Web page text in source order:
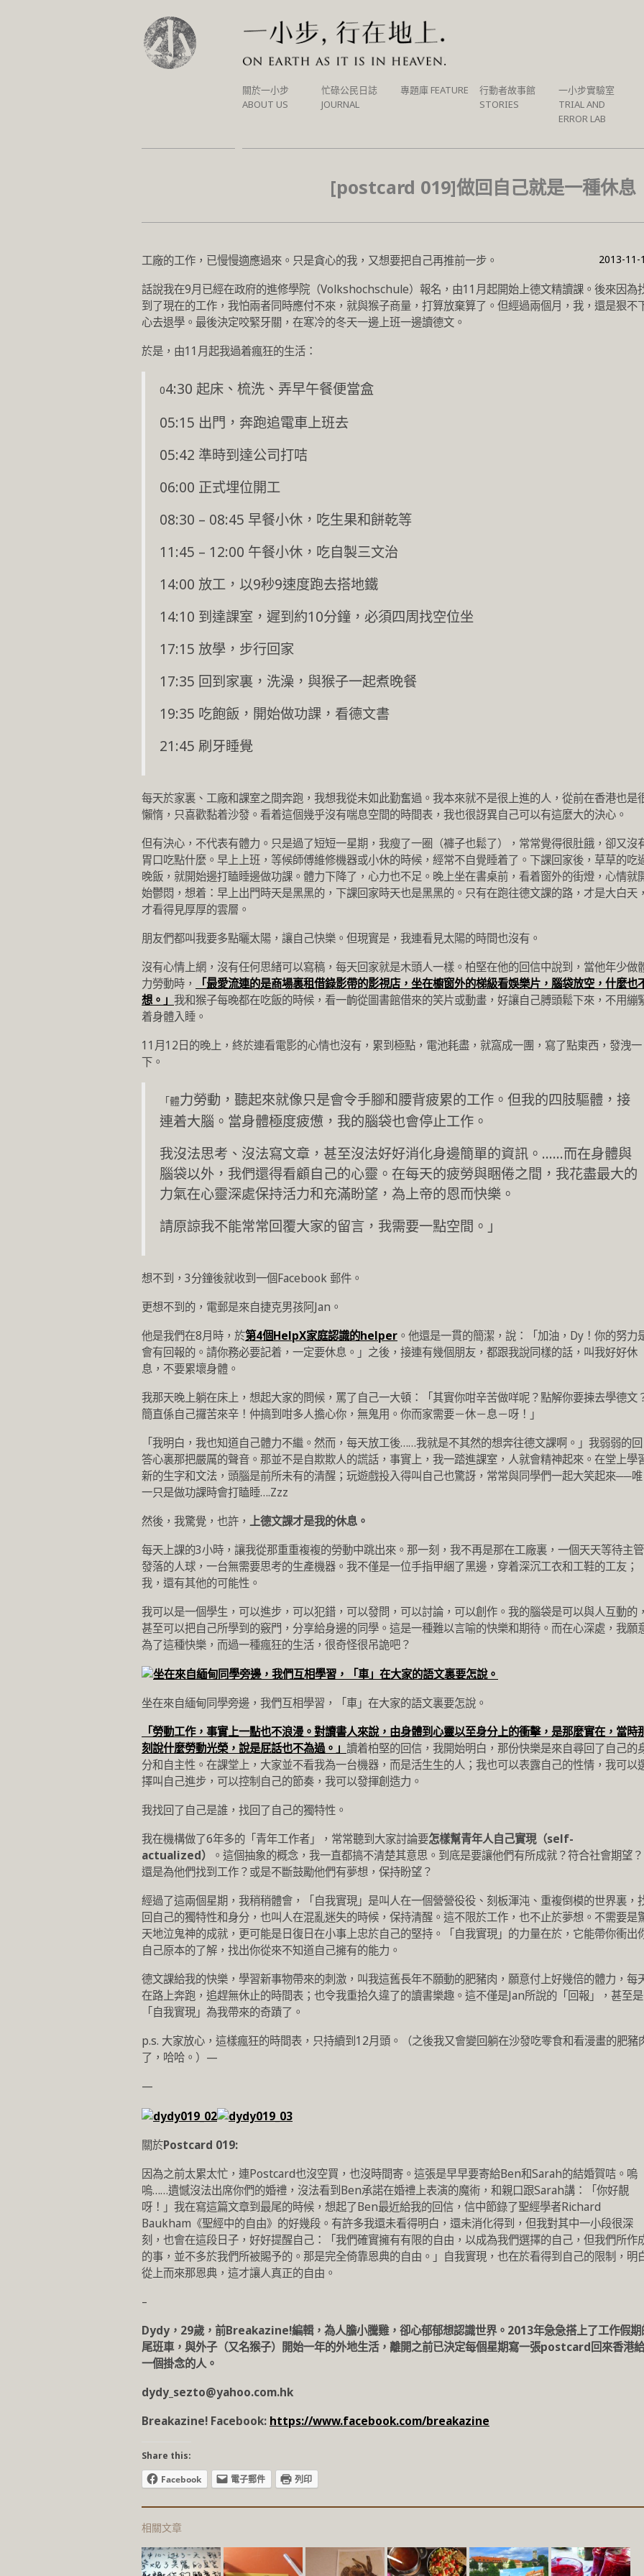
SKIP
TO
關於一小步
ABOUT US
忙碌公民日誌
JOURNAL
專題庫 FEATURE
行動者故事館
STORIES
一小步實驗室
TRIAL AND
ERROR LAB
[postcard 019]做回自己就是一種休息
2013-11-
工廠的工作，已慢慢適應過來。只是貪心的我，又想要把自己再推前一步。
話說我在9月已經在政府的進修學院（Volkshochschule）報名，由11月起開始上德文精讀課。後來因為
到了現在的工作，我怕兩者同時應付不來，就與猴子商量，打算放棄算了。但經過兩個月，我，還是狠不
心去退學。最後決定咬緊牙關，在寒冷的冬天一邊上班一邊讀德文。
於是，由11月起我過着瘋狂的生活：
04:30 起床、梳洗、弄早午餐便當盒
05:15 出門，奔跑追電車上班去
05:42 準時到達公司打咭
06:00 正式埋位開工
08:30 – 08:45 早餐小休，吃生果和餅乾等
11:45 – 12:00 午餐小休，吃自製三文治
14:00 放工，以9秒9速度跑去搭地鐵
14:10 到達課室，遲到約10分鐘，必須四周找空位坐
17:15 放學，步行回家
17:35 回到家裏，洗澡，與猴子一起煮晚餐
19:35 吃飽飯，開始做功課，看德文書
21:45 刷牙睡覺
每天於家裏、工廠和課室之間奔跑，我想我從未如此勤奮過。我本來就不是很上進的人，從前在香港也是
懶惰，只喜歡黏着沙發。看着這個幾乎沒有喘息空間的時間表，我也很訝異自己可以有這麼大的決心。
但有決心，不代表有體力。只是過了短短一星期，我瘦了一圈（褲子也鬆了），常常覺得很肚餓，卻又沒
胃口吃點什麼。早上上班，等候師傅維修機器或小休的時候，經常不自覺睡着了。下課回家後，草草的吃
晚飯，就開始邊打瞌睡邊做功課。體力下降了，心力也不足。晚上坐在書桌前，看着窗外的街燈，心情就
始鬱悶，想着：早上出門時天是黑黑的，下課回家時天也是黑黑的。只有在跑往德文課的路，才是大白天，
才看得見厚厚的雲層。
朋友們都叫我要多點曬太陽，讓自己快樂。但現實是，我連看見太陽的時間也沒有。
沒有心情上網，沒有任何思緒可以寫稿，每天回家就是木頭人一樣。柏堅在他的回信中說到，當他年少做
力勞動時，
「最愛流連的是商場裏租借錄影帶的影視店，坐在櫥窗外的梯級看娛樂片，腦袋放空，什麼也
想。」 我和猴子每晚都在吃飯的時候，看一齣從圖書館借來的笑片或動畫，好讓自己膊頭鬆下來，不用繃
着身體入睡。
11月12日的晚上，終於連看電影的心情也沒有，累到極點，電池耗盡，就窩成一團，寫了點東西，發洩一
下。
「體力勞動，聽起來就像只是會令手腳和腰背疲累的工作。但我的四肢驅體，接
連着大腦。當身體極度疲憊，我的腦袋也會停止工作。
我沒法思考、沒法寫文章，甚至沒法好好消化身邊簡單的資訊。……而在身體與
腦袋以外，我們還得看顧自己的心靈。在每天的疲勞與睏倦之間，我花盡最大的
力氣在心靈深處保持活力和充滿盼望，為上帝的恩而快樂。
請原諒我不能常常回覆大家的留言，我需要一點空間。」
想不到，3分鐘後就收到一個Facebook 郵件。
更想不到的，電郵是來自捷克男孩阿Jan。
他是我們在8月時，於第4個HelpX家庭認識的helper 。他還是一貫的簡潔，說：「加油，Dy！你的努力
會有回報的。請你務必要記着，一定要休息。」之後，接連有幾個朋友，都跟我說同樣的話，叫我好好休
息，不要累壞身體。
我那天晚上躺在床上，想起大家的問候，罵了自己一大頓：「其實你咁辛苦做咩呢？點解你要揀去學德文
簡直係自己攞苦來辛！仲搞到咁多人擔心你，無鬼用。你而家需要－休－息－呀！」
「我明白，我也知道自己體力不繼。然而，每天放工後……我就是不其然的想奔往德文課啊。」我弱弱的回
答心裏那把嚴厲的聲音。那並不是自欺欺人的謊話，事實上，我一踏進課室，人就會精神起來。在堂上學
新的生字和文法，頭腦是前所未有的清醒；玩遊戲投入得叫自己也驚訝，常常與同學們一起大笑起來──唯
一只是做功課時會打瞌睡….Zzz
然後，我驚覺，也許， 上德文課才是我的休息。
每天上課的3小時，讓我從那重重複複的勞動中跳出來。那一刻，我不再是那在工廠裏，一個天天等待主管
發落的人球，一台無需要思考的生產機器。我不僅是一位手指甲綑了黑邊，穿着深沉工衣和工鞋的工友；
我，還有其他的可能性。
我可以是一個學生，可以進步，可以犯錯，可以發問，可以討論，可以創作。我的腦袋是可以與人互動的，
甚至可以把自己所學到的竅門，分享給身邊的同學。這是一種難以言喻的快樂和期待。而在心深處，我願
為了這種快樂，而過一種瘋狂的生活，很奇怪很吊詭吧？
坐在來自緬甸同學旁邊，我們互相學習，「車」在大家的語文裏要怎說。
「勞動工作，事實上一點也不浪漫。對讀書人來說，由身體到心靈以至身分上的衝擊，是那麼實在，當時
刻說什麼勞動光榮，說是屁話也不為過。」 讀着柏堅的回信，我開始明白，那份快樂是來自尋回了自己的
分和自主性。在課堂上，大家並不看我為一台機器，而是活生生的人；我也可以表露自己的性情，我可以
擇叫自己進步，可以控制自己的節奏，我可以發揮創造力。
我找回了自己是誰，找回了自己的獨特性。
我在機構做了6年多的「青年工作者」，常常聽到大家討論要怎樣幫青年人自己實現（self-
actualized）
。這個抽象的概念，我一直都搞不清楚其意思。到底是要讓他們有所成就？符合社會期望？
還是為他們找到工作？或是不斷鼓勵他們有夢想，保持盼望？
經過了這兩個星期，我稍稍體會，「自我實現」是叫人在一個營營役役、刻板渾沌、重複倒模的世界裏，
回自己的獨特性和身分，也叫人在混亂迷失的時候，保持清醒。這不限於工作，也不止於夢想。不需要是
天地泣鬼神的成就，更可能是日復日在小事上忠於自己的堅持。「自我實現」的力量在於，它能帶你衝出
自己原本的了解，找出你從來不知道自己擁有的能力。
德文課給我的快樂，學習新事物帶來的刺激，叫我這舊長年不願動的肥豬肉，願意付上好幾倍的體力，每
在路上奔跑，追趕無休止的時間表；也令我重拾久違了的讀書樂趣。這不僅是Jan所說的「回報」，甚至是
「自我實現」為我帶來的奇蹟了。
p.s. 大家放心，這樣瘋狂的時間表，只持續到12月頭。（之後我又會變回躺在沙發吃零食和看漫畫的肥豬
了，哈哈。）—
—
關於Postcard 019:
因為之前太累太忙，連Postcard也沒空買，也沒時間寄。這張是早早要寄給Ben和Sarah的結婚賀咭。嗚
嗚……遺憾沒法出席你們的婚禮，沒法看到Ben承諾在婚禮上表演的魔術，和親口跟Sarah講：「你好靚
呀！」我在寫這篇文章到最尾的時候，想起了Ben最近給我的回信，信中節錄了聖經學者Richard
Baukham《聖經中的自由》的好幾段。有許多我還未看得明白，還未消化得到，但我對其中一小段很深
刻，也會在這段日子，好好提醒自己：「我們確實擁有有限的自由，以成為我們選擇的自己，但我們所作
的事，並不多於我們所被賜予的。那是完全倚靠恩典的自由。」自我實現，也在於看得到自己的限制，明
從上而來那恩典，這才讓人真正的自由。
–
Dydy，29歲，前Breakazine!編輯，為人膽小騰雞，卻心郁郁想認識世界。2013年急急搭上了工作假期
尾班車，與外子（又名猴子）開始一年的外地生活，離開之前已決定每個星期寫一張postcard回來香港給
一個掛念的人。
dydy_sezto@yahoo.com.hk
Breakazine! Facebook: https://www.facebook.com/breakazine
Share this:
Facebook
電子郵件 列印
相關文章